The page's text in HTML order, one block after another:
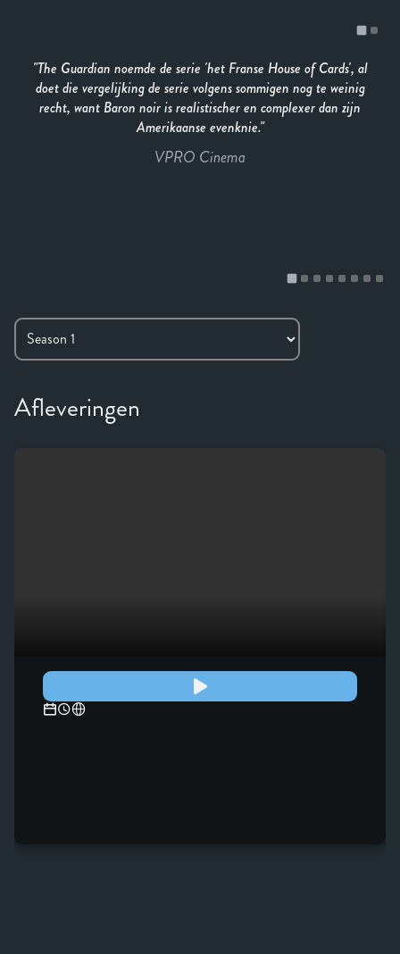
The Guardian noemde de serie 'het Franse House of Cards', al
doet die vergelijking de serie volgens sommigen nog te weinig
recht, want Baron noir is realistischer en complexer dan zijn
Amerikaanse evenknie.
VPRO Cinema
Afleveringen